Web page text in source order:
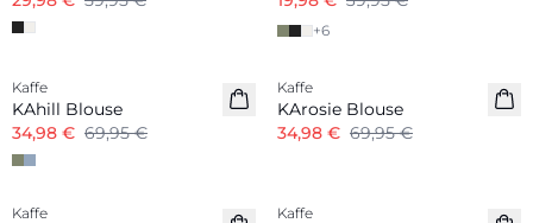
+6
Kaffe
KAhill Blouse
34,98 € 69,95 €
Kaffe
KArosie Blouse
34,98 € 69,95 €
-40%
Kaffe Kaffe